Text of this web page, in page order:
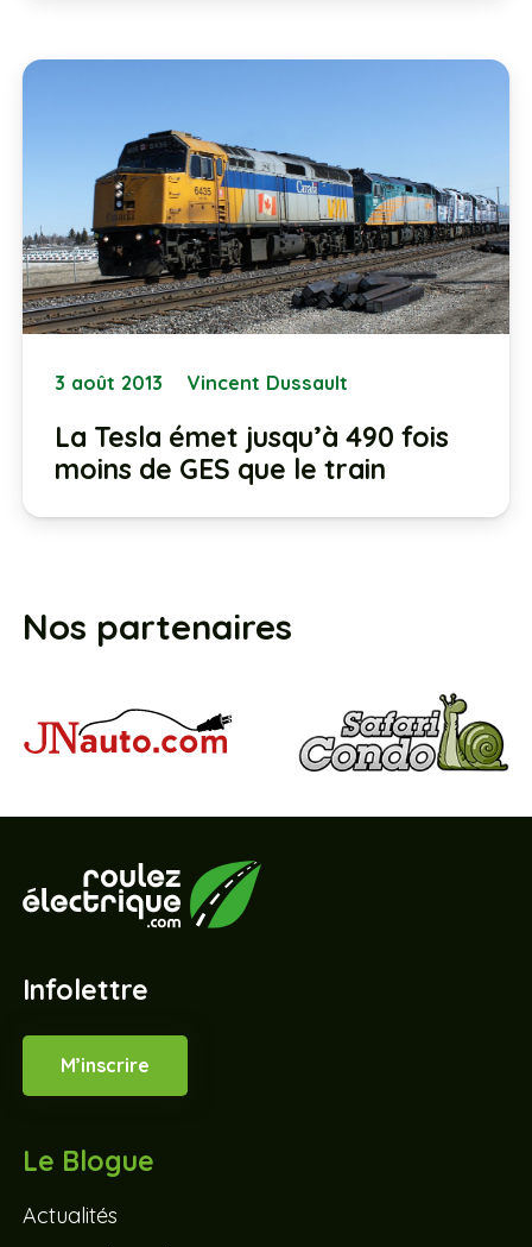
3 août 2013 Vincent Dussault
La Tesla émet jusqu’à 490 fois
moins de GES que le train
Nos partenaires
Infolettre
M’inscrire
Le Blogue
Actualités